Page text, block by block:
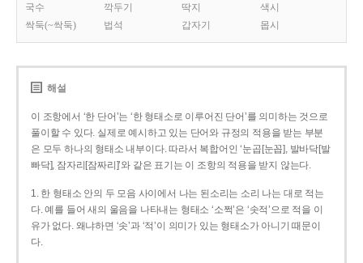
국수 깍두기 딱지
색시
싹둑(~싹둑)
법석 갑자기 몹시
해설
이 조항에서 ‘한 단어’는 ‘한 형태소로 이루어진 단어’를 의미하는 것으로
풀이할 수 있다. 실제로 예시하고 있는 단어와 규정의 적용을 받는 부분
은 모두 하나의 형태소 내부이다. 따라서 복합어인 ‘눈곱[눈꼽], 발바닥[발
빠닥], 잠자리[잠짜리]’와 같은 표기는 이 조항의 적용을 받지 않는다.
1. 한 형태소 안의 두 모음 사이에서 나는 된소리는 소리 나는 대로 적는
다. 예를 들어 새의 울음을 나타내는 형태소 ‘소쩍’은 ‘솟적’으로 적을 이
유가 없다. 왜냐하면 ‘솟’과 ‘적’이 의미가 있는 형태소가 아니기 때문이
다.